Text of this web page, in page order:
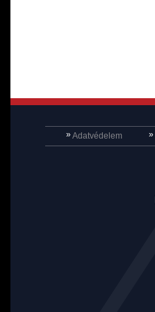
»Adatvédelem »